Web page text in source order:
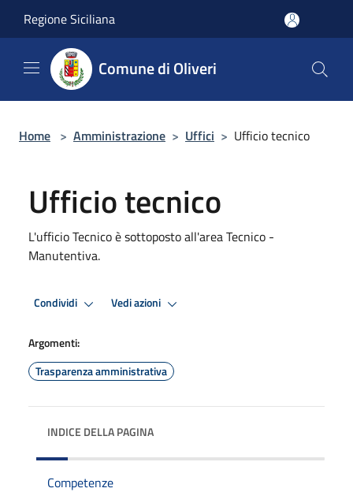
Regione Siciliana
Comune di Oliveri
Home > Amministrazione > Uffici > Ufficio tecnico
Ufficio tecnico
L'ufficio Tecnico è sottoposto all'area Tecnico -
Manutentiva.
Condividi Vedi azioni
Argomenti:
Trasparenza amministrativa
INDICE DELLA PAGINA
Competenze